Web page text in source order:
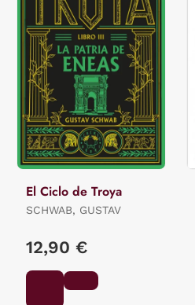
El Ciclo de Troya
SCHWAB, GUSTAV
12,90 €